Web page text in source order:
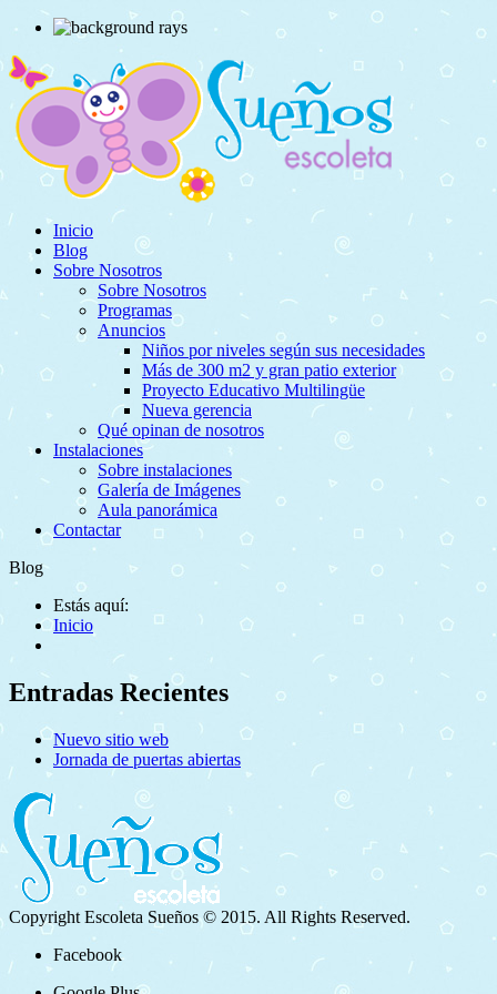
Inicio
Blog
Sobre Nosotros
Sobre Nosotros
Programas
Anuncios
Niños por niveles según sus necesidades
Más de 300 m2 y gran patio exterior
Proyecto Educativo Multilingüe
Nueva gerencia
Qué opinan de nosotros
Instalaciones
Sobre instalaciones
Galería de Imágenes
Aula panorámica
Contactar
Blog
Estás aquí:
Inicio
Entradas Recientes
Nuevo sitio web
Jornada de puertas abiertas
Copyright Escoleta Sueños © 2015. All Rights Reserved.
Facebook